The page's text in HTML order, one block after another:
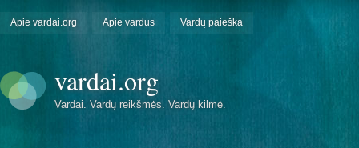
Apie vardai.org Apie vardus Vardų paieška
vardai.org
Vardai. Vardų reikšmės. Vardų kilmė.